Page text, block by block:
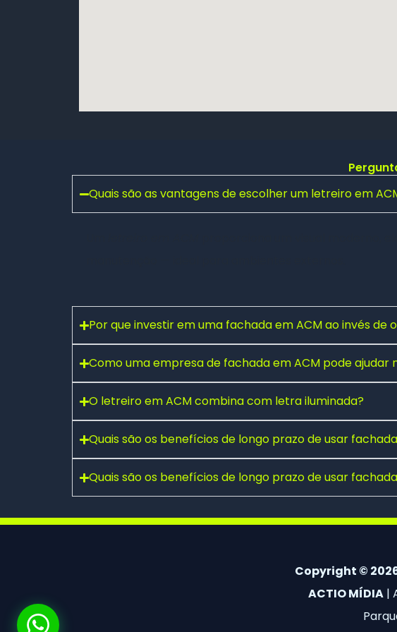
Quais são as vantagens de escolher um letreiro em
Por que investir em uma fachada em ACM ao invés de
Como uma empresa de fachada em ACM pode ajudar
O letreiro em ACM combina com letra iluminada?
Quais são os benefícios de longo prazo de usar
Quais são os benefícios de longo prazo de usar
Copyright ©
ACTIO MÍDIA |
Preencha seus dados e falaremos agora!
(opcional)
Seu WhatsApp*